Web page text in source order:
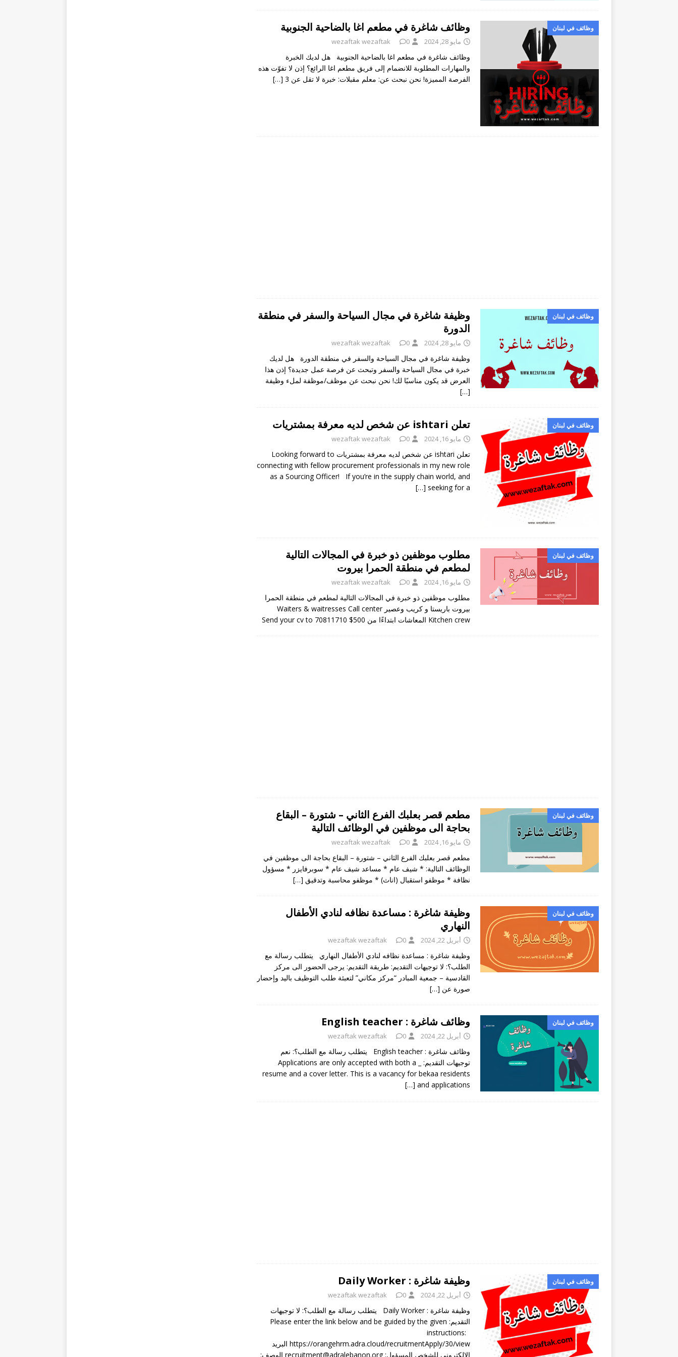
وظائف في لبنان وظائف شاغرة في مطعم اغا بالضاحية الجنوبية
مايو 28, 2024 wezaftak wezaftak 0
وظائف شاغرة في مطعم اغا بالضاحية الجنوبية هل لديك الخبرة
والمهارات المطلوبة للانضمام إلى فريق مطعم اغا الرائع؟ إذن لا تفوّت هذه
الفرصة المميزة! نحن نبحث عن: معلم مقبلات: خبرة لا تقل عن 3
[…]
وظائف في لبنان
وظيفة شاغرة في مجال السياحة والسفر في منطقة
الدورة
مايو 28, 2024 wezaftak wezaftak 0
وظيفة شاغرة في مجال السياحة والسفر في منطقة الدورة هل لديك
خبرة في مجال السياحة والسفر وتبحث عن فرصة عمل جديدة؟ إذن هذا
العرض قد يكون مناسبًا لك! نحن نبحث عن موظف/موظفة لملء وظيفة
[…]
وظائف في لبنان تعلن ishtari عن شخص لديه معرفة بمشتريات
مايو 16, 2024 wezaftak wezaftak 0
تعلن ishtari عن شخص لديه معرفة بمشتريات Looking forward to
connecting with fellow procurement professionals in my new role
as a Sourcing Officer! If you’re in the supply chain world, and
seeking for a
[…]
وظائف في لبنان
مطلوب موظفين ذو خبرة في المجالات التالية
لمطعم في منطقة الحمرا بيروت
مايو 16, 2024 wezaftak wezaftak 0
مطلوب موظفين ذو خبرة في المجالات التالية لمطعم في منطقة الحمرا
بيروت باريستا و كريب وعصير Waiters & waitresses Call center
Kitchen crew المعاشات ابتداءًا من 500$ Send your cv to 70811710
وظائف في لبنان
مطعم قصر بعلبك الفرع الثاني – شتورة – البقاع
بحاجة الى موظفين في الوظائف التالية
مايو 16, 2024 wezaftak wezaftak 0
مطعم قصر بعلبك الفرع الثاني – شتورة – البقاع بحاجة الى موظفين في
الوظائف التالية: * شيف عام * مساعد شيف عام * سوبرفايزر * مسؤول
نظافة * موظفو استقبال (اناث) * موظفو محاسبة وتدقيق […]
وظائف في لبنان
وظيفة شاغرة : مساعدة نظافه لنادي الأطفال
النهاري
أبريل 22, 2024 wezaftak wezaftak 0
وظيفة شاغرة : مساعدة نظافه لنادي الأطفال النهاري يتطلب رسالة مع
الطلب؟: لا توجيهات التقديم: طريقة التقديم: يرجى الحضور الى مركز
القادسية – جمعية المبادر “مركز مكاني” لتعبئة طلب التوظيف باليد وإحضار
صورة عن […]
وظائف في لبنان وظائف شاغرة : English teacher
أبريل 22, 2024 wezaftak wezaftak 0
وظائف شاغرة : English teacher يتطلب رسالة مع الطلب؟: نعم
توجيهات التقديم: _ Applications are only accepted with both a
resume and a cover letter. This is a vacancy for bekaa residents
and applications
[…]
وظائف في لبنان وظيفة شاغرة : Daily Worker
أبريل 22, 2024 wezaftak wezaftak 0
وظيفة شاغرة : Daily Worker يتطلب رسالة مع الطلب؟: لا توجيهات
التقديم: Please enter the link below and be guided by the given
instructions:
https://orangehrm.adra.cloud/recruitmentApply/30/view البريد
الالكتروني للشخص المسؤول: recruitment@adralebanon.org الوصف: